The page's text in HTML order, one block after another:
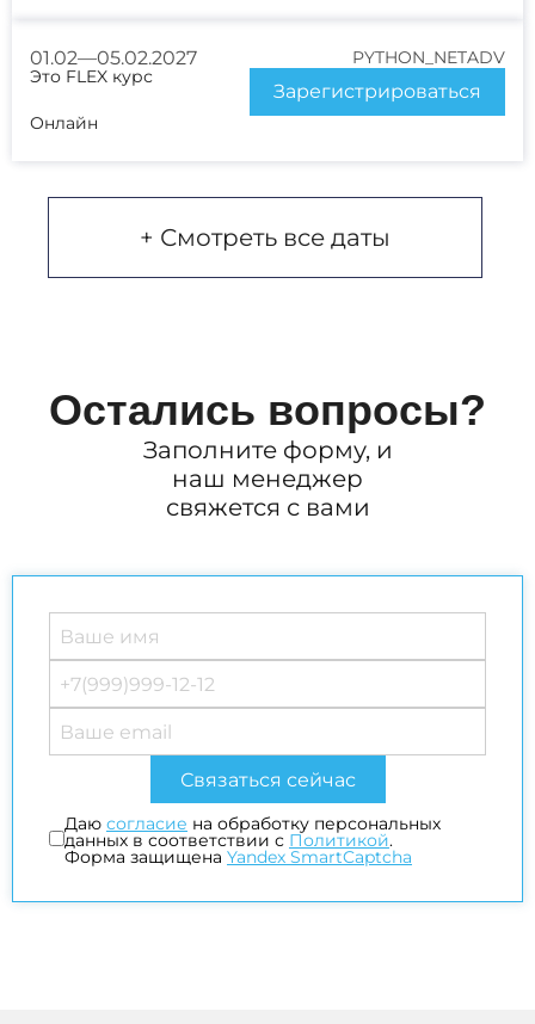
01.02—05.02.2027
PYTHON_NETADV
Это FLEX курс
Онлайн
Зарегистрироваться
+ Смотреть все даты
Остались вопросы?
Заполните форму, и
наш менеджер
свяжется с вами
Даю согласие на обработку персональных
данных в соответствии с Политикой.
Форма защищена Yandex SmartCaptcha